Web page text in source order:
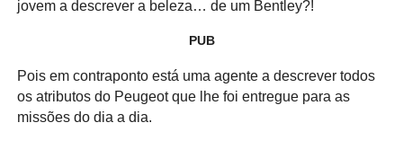
jovem a descrever a beleza… de um Bentley?!
PUB
Pois em contraponto está uma agente a descrever todos
os atributos do Peugeot que lhe foi entregue para as
missões do dia a dia.